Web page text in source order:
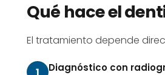
Qué hace el
El tratamiento depende
Diagnóstico con